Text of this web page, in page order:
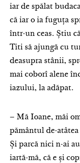
iar de spălat
că iar o ia fuguța
într-un ceas. Știu
Titi să ajungă cu
deasupra stânii,
mai coborî alene
iazului, la adăpat.
– Mă Ioane, măi
pământul de-
Și parcă nici n-ai
iartă-mă, că e și